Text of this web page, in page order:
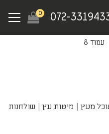
072-
0
Menu
עמוד 8
מעץ | מיטות עץ | שולחנות